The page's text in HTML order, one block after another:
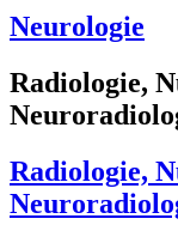
Neurologie
Radiologie,
Radiologie,